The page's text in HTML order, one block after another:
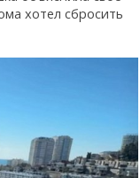
хотел сбросить